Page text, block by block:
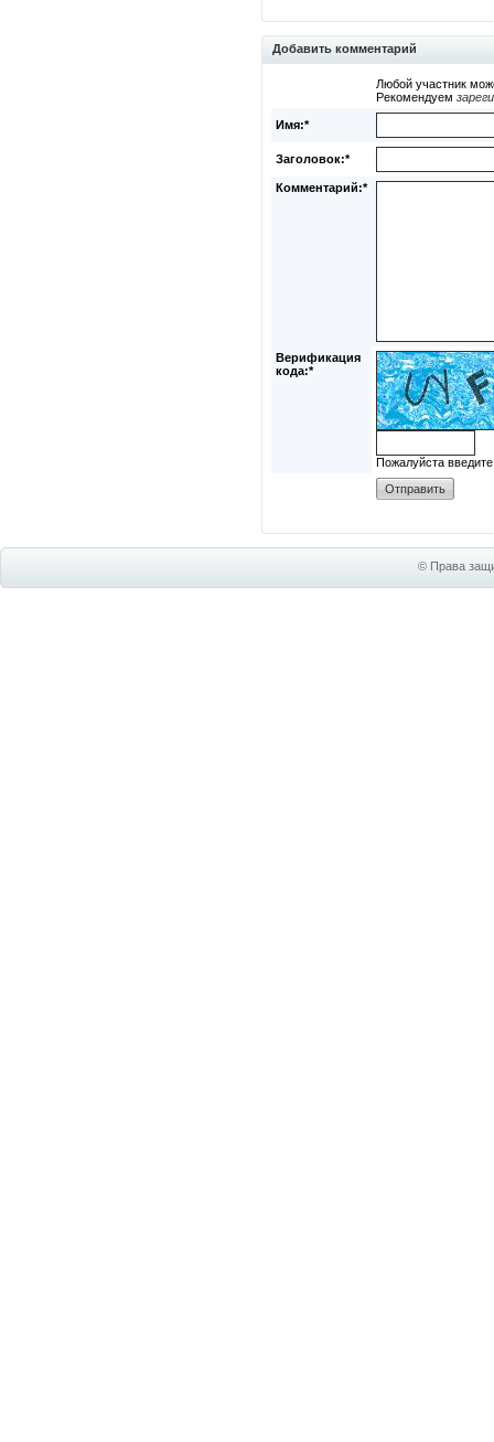
Добавить комментарий
Любой участник
Рекомендуем
Имя:*
Заголовок:*
Комментарий:*
Верификация
кода:*
Пожалуйста
© Права